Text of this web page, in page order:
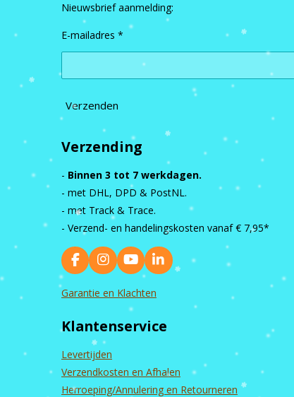
Nieuwsbrief aanmelding:
E-mailadres *
Verzenden
Verzending
- Binnen 3 tot 7 werkdagen.
- met DHL, DPD & PostNL.
- met Track & Trace.
- Verzend- en handelingskosten vanaf € 7,95*
F
a
c
o
k
I
n
s
g
r
a
m
Y
o
u
T
u
b
L
i
d
Garantie en Klachten
Klantenservice
Levertijden
Verzendkosten en Afhalen
Herroeping/Annulering en Retourneren